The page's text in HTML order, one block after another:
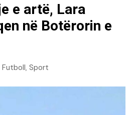
e artë, Lara
në Botërorin e
Futboll, Sport